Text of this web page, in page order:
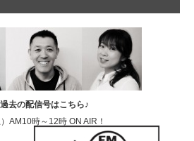
過去の配信号はこちら♪
AM10時～12時 ON AIR！